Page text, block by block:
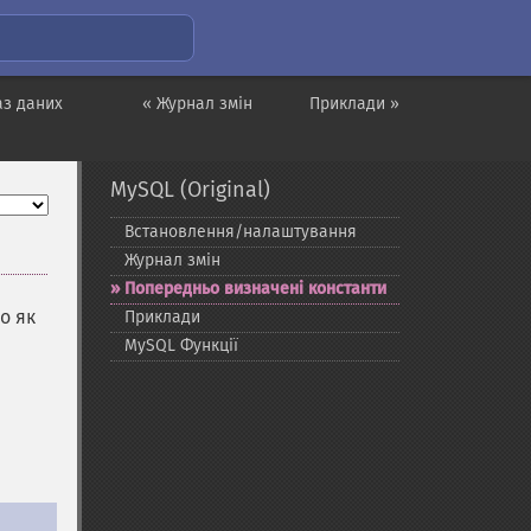
Приклади »
« Журнал змін
даних
як
MySQL (Original)
Встановлення/налаштування
Журнал змін
Попередньо визначені константи
Приклади
MySQL Функції